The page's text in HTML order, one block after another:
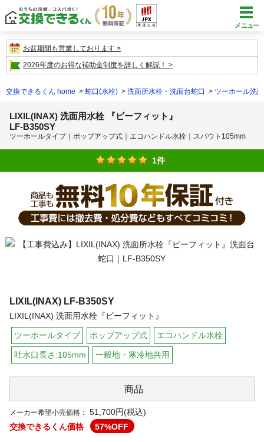
メニュー
お盆期間も営業しております
2026年度のお得な補助金制度を詳しく解説！
交換できるくん home 蛇口(水栓) 洗面所水栓・洗面台蛇口 ツーホール洗
LIXIL(INAX) 洗面用水栓 『ビーフィット』
LF-B350SY
ツーホールタイプ｜ポップアップ式｜エコハンドル水栓｜スパウト105mm
1件
LIXIL(INAX) LF-B350SY
LIXIL(INAX) 洗面用水栓『ビーフィット』
ツーホールタイプ ポップアップ式 エコハンドル水栓
吐水口長さ:105mm 一般地・寒冷地共用
商品
メーカー希望小売価格：
51,700円(税込)
交換できるくん価格
57%OFF